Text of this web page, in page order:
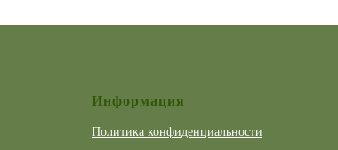
Информация
Политика конфиденциальности